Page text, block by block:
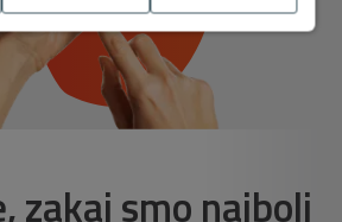
zakaj smo najbolj